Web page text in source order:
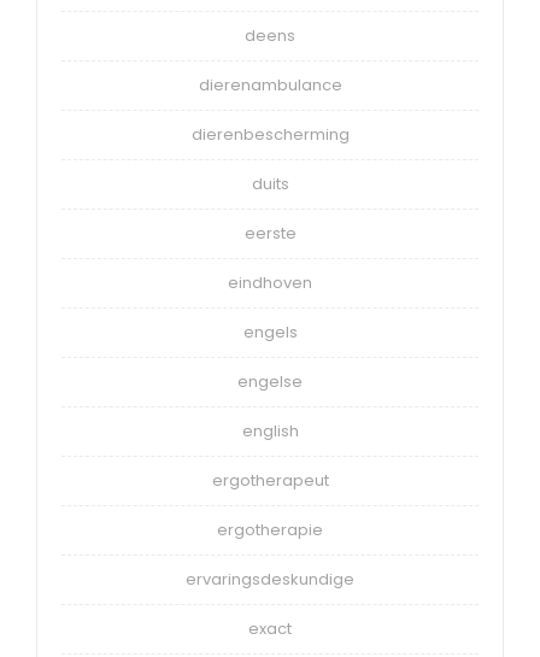
deens
dierenambulance
dierenbescherming
duits
eerste
eindhoven
engels
engelse
english
ergotherapeut
ergotherapie
ervaringsdeskundige
exact